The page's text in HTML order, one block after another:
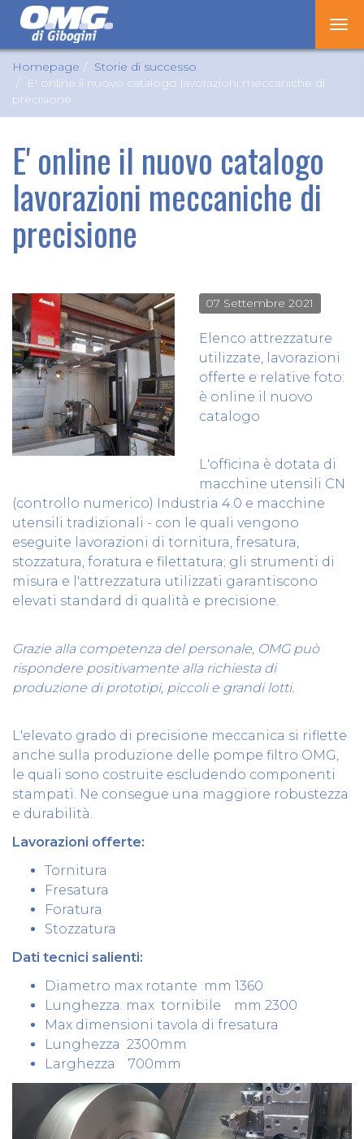
Homepage
Storie di successo
E' online il nuovo catalogo lavorazioni meccaniche di
precisione
E' online il nuovo catalogo
lavorazioni meccaniche di
precisione
07 Settembre 2021
Elenco attrezzature
utilizzate, lavorazioni
offerte e relative foto:
è online il nuovo
catalogo
L'officina è dotata di
macchine utensili CN
(controllo numerico) Industria 4.0 e macchine
utensili tradizionali - con le quali vengono
eseguite lavorazioni di tornitura, fresatura,
stozzatura, foratura e filettatura; gli strumenti di
misura e l'attrezzatura utilizzati garantiscono
elevati standard di qualità e precisione.
Grazie alla competenza del personale, OMG può
rispondere positivamente alla richiesta di
produzione di prototipi, piccoli e grandi lotti.
L'elevato grado di precisione meccanica si riflette
anche sulla produzione delle pompe filtro OMG,
le quali sono costruite escludendo componenti
stampati. Ne consegue una maggiore robustezza
e durabilità.
Lavorazioni offerte:
Tornitura
Fresatura
Foratura
Stozzatura
Dati tecnici salienti:
Diametro max rotante mm 1360
Lunghezza. max tornibile mm 2300
Max dimensioni tavola di fresatura
Lunghezza 2300mm
Larghezza 700mm